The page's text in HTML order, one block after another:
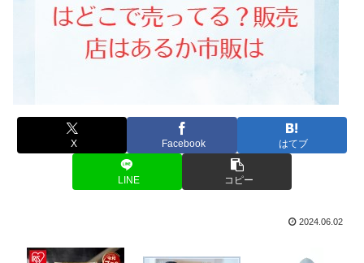
X Facebook はてブ
LINE コピー
2024.06.02